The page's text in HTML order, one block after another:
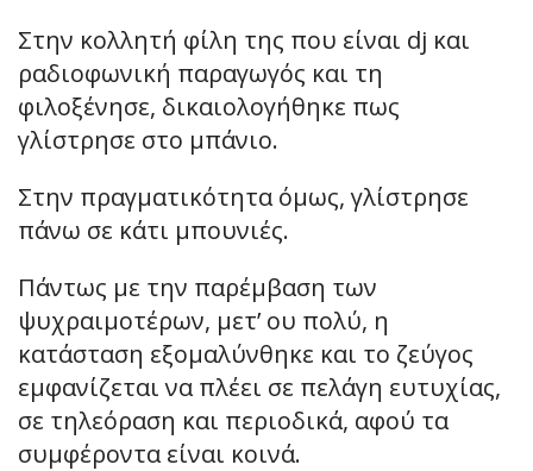
Στην κολλητή φίλη της που είναι dj και
ραδιοφωνική παραγωγός και τη
φιλοξένησε, δικαιολογήθηκε πως
γλίστρησε στο μπάνιο.
Στην πραγματικότητα όμως, γλίστρησε
πάνω σε κάτι μπουνιές.
Πάντως με την παρέμβαση των
ψυχραιμοτέρων, μετ’ ου πολύ, η
κατάσταση εξομαλύνθηκε και το ζεύγος
εμφανίζεται να πλέει σε πελάγη ευτυχίας,
σε τηλεόραση και περιοδικά, αφού τα
συμφέροντα είναι κοινά.